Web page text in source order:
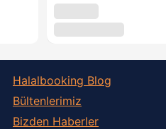
Halalbooking Blog
Bültenlerimiz
Bizden Haberler